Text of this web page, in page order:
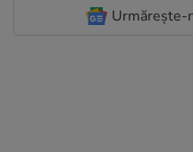
Urmărește-